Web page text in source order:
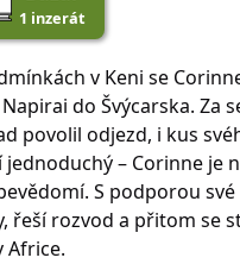
1 inzerát
v Keni se
do Švýcarska. Za
povolil odjezd, i kus
– Corinne je
S podporou
řeší rozvod a přitom se
Africe.